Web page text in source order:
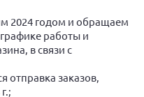
2024 годом и обращаем
работы и
в связи с
отправка заказов,